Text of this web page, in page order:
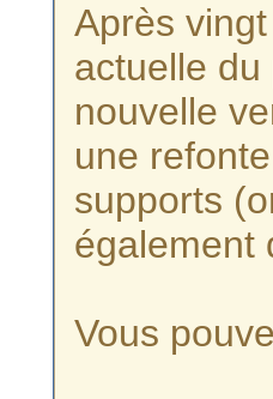
Après
actuelle
nouvelle
une
supports
également
Vous